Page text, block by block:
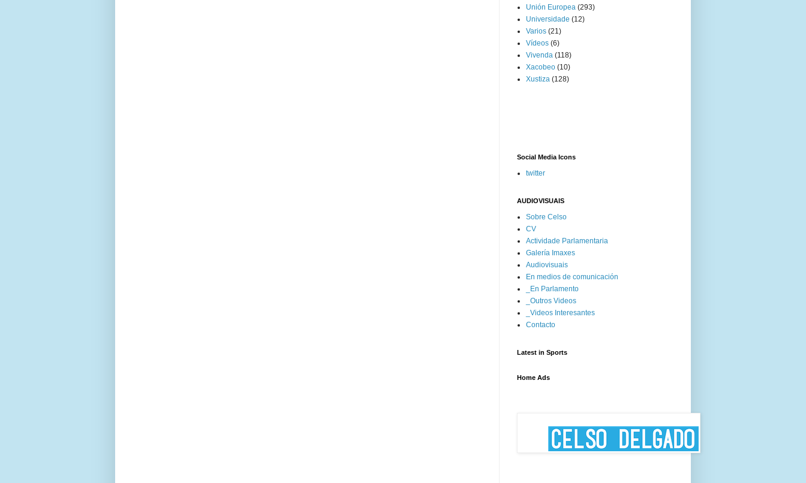
Unión Europea (293)
Universidade (12)
Varios (21)
Vídeos (6)
Vivenda (118)
Xacobeo (10)
Xustiza (128)
Social Media Icons
twitter
AUDIOVISUAIS
Sobre Celso
CV
Actividade Parlamentaria
Galería Imaxes
Audiovisuais
En medios de comunicación
_En Parlamento
_Outros Videos
_Videos Interesantes
Contacto
Latest in Sports
Home Ads